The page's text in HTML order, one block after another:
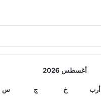
أغسطس 2026
أرب خ ج س